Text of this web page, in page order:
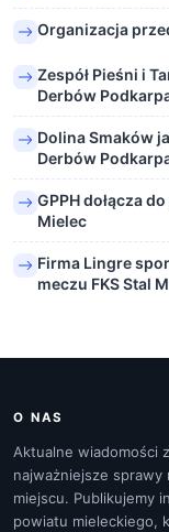
Organizacja
Zespół Pieśni i
Derbów
Dolina Smaków
Derbów
GPPH dołącza
Mielec
Firma Lingre
meczu FKS Stal
O NAS
Aktualne wiadomości
najważniejsze
miejscu. Publikujemy
powiatu mieleckiego,